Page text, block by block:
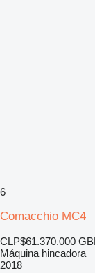
6
Comacchio MC4
CLP$61.370.000
Máquina hincadora
2018